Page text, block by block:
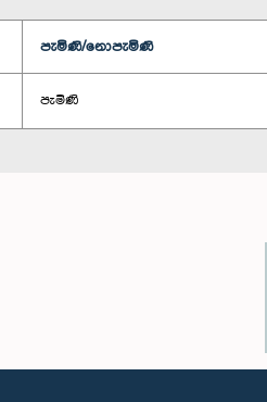
පැමිණි/නොපැමිණි
පැමිණි